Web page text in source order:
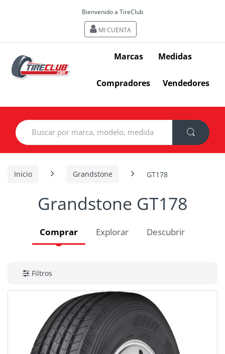
Bienvenido a TireClub
MI CUENTA
Marcas Medidas
Compradores Vendedores
Search
for:
Inicio Grandstone GT178
Grandstone GT178
Comprar Explorar Descubrir
Filtros